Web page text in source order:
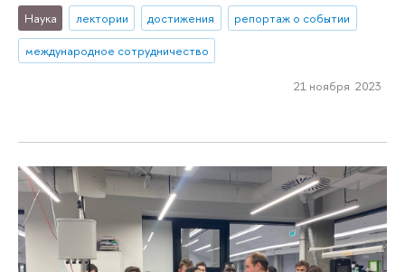
Наука лектории достижения
репортаж о событии
международное сотрудничество
21 ноября 2023